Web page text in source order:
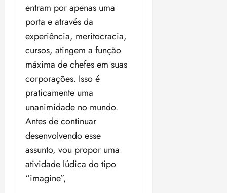
entram por apenas uma
porta e através da
experiência, meritocracia,
cursos, atingem a função
máxima de chefes em suas
corporações. Isso é
praticamente uma
unanimidade no mundo.
Antes de continuar
desenvolvendo esse
assunto, vou propor uma
atividade lúdica do tipo
“imagine”,